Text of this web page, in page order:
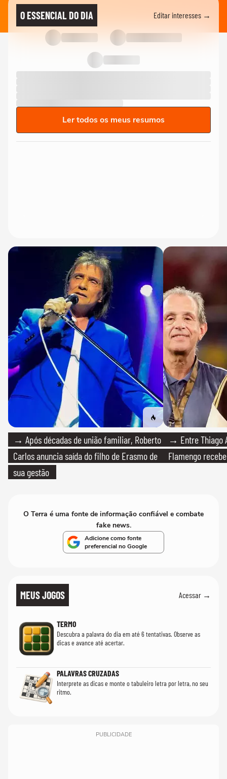
O ESSENCIAL DO DIA Editar interesses →
Ler todos os meus resumos
→ Após décadas de união familiar, Roberto
Carlos anuncia saída do filho de Erasmo de
sua gestão
→ Entre Thiago
Flamengo
O Terra é uma fonte de informação confiável e combate
fake news.
Adicione como fonte
preferencial no Google
MEUS JOGOS Acessar →
TERMO
Descubra a palavra do dia em até 6 tentativas. Observe as
dicas e avance até acertar.
PALAVRAS CRUZADAS
Interprete as dicas e monte o tabuleiro letra por letra, no seu
ritmo.
PUBLICIDADE